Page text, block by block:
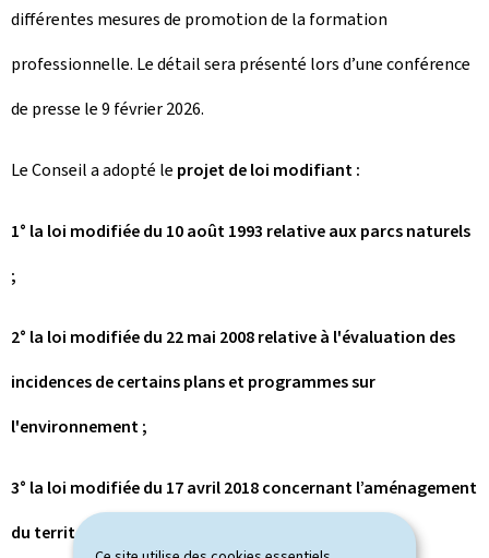
différentes mesures de promotion de la formation
professionnelle. Le détail sera présenté lors d’une conférence
de presse le 9 février 2026.
Le Conseil a adopté le projet de loi modifiant :
1° la loi modifiée du 10 août 1993 relative aux parcs naturels
;
2° la loi modifiée du 22 mai 2008 relative à l'évaluation des
incidences de certains plans et programmes sur
l'environnement ;
3° la loi modifiée du 17 avril 2018 concernant l’aménagement
du territoire ;